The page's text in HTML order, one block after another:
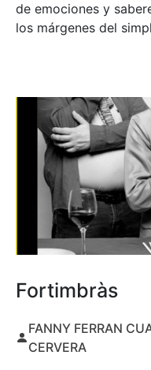
de emociones y
los márgenes del
Fortimbràs
FANNY FERRAN
CERVERA